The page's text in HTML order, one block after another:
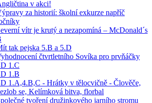
v akci!
za historií: školní exkurze napříč
vítr je krutý a nezapomíná – McDonald´s
tak pejska 5.B a 5.D
čtvrtletního Sovíka pro prvňáčky
1.C
1.B
1.A,4.B,C - Hrátky v tělocvičně - Člověče,
se, Kelímková bitva, florbal
tvoření družinkového jarního stromu